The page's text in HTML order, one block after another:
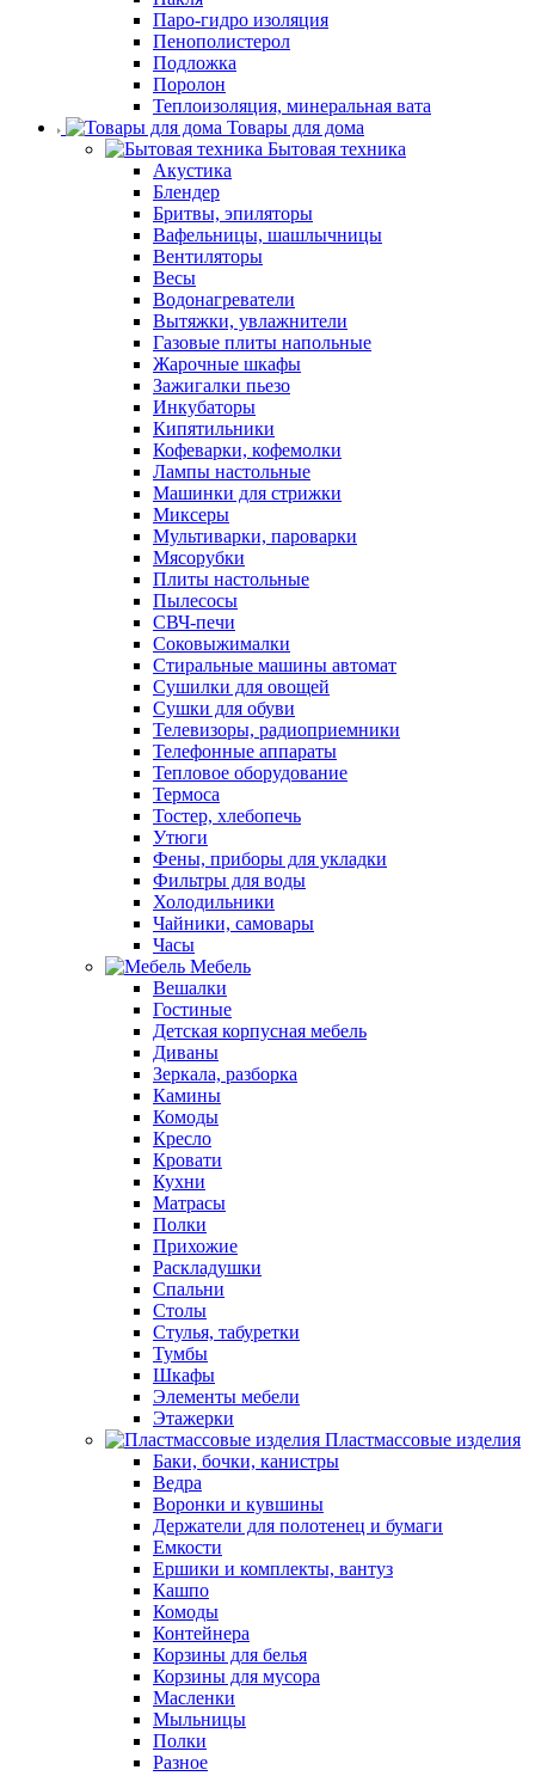
Паро-гидро изоляция
Пенополистерол
Подложка
Поролон
Теплоизоляция, минеральная вата
Товары для дома
Бытовая техника
Акустика
Блендер
Бритвы, эпиляторы
Вафельницы, шашлычницы
Вентиляторы
Весы
Водонагреватели
Вытяжки, увлажнители
Газовые плиты напольные
Жарочные шкафы
Зажигалки пьезо
Инкубаторы
Кипятильники
Кофеварки, кофемолки
Лампы настольные
Машинки для стрижки
Миксеры
Мультиварки, пароварки
Мясорубки
Плиты настольные
Пылесосы
СВЧ-печи
Соковыжималки
Стиральные машины автомат
Сушилки для овощей
Сушки для обуви
Телевизоры, радиоприемники
Телефонные аппараты
Тепловое оборудование
Термоса
Тостер, хлебопечь
Утюги
Фены, приборы для укладки
Фильтры для воды
Холодильники
Чайники, самовары
Часы
Мебель
Вешалки
Гостиные
Детская корпусная мебель
Диваны
Зеркала, разборка
Камины
Комоды
Кресло
Кровати
Кухни
Матрасы
Полки
Прихожие
Раскладушки
Спальни
Столы
Стулья, табуретки
Тумбы
Шкафы
Элементы мебели
Этажерки
Пластмассовые изделия
Баки, бочки, канистры
Ведра
Воронки и кувшины
Держатели для полотенец и бумаги
Емкости
Ершики и комплекты, вантуз
Кашпо
Комоды
Контейнера
Корзины для белья
Корзины для мусора
Масленки
Мыльницы
Полки
Разное